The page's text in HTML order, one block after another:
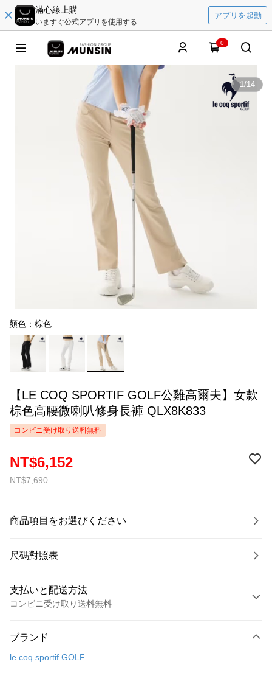
滿心線上購
いますぐ公式アプリを使用する
アプリを起動
0
1/14
顏色：棕色
【LE COQ SPORTIF GOLF公雞高爾夫】女款
棕色高腰微喇叭修身長褲 QLX8K833
コンビニ受け取り送料無料
NT$7,690
NT$6,152
商品項目をお選びください
尺碼對照表
支払いと配送方法
コンビニ受け取り送料無料
クレジットカード1回払い
ブランド
le coq sportif GOLF